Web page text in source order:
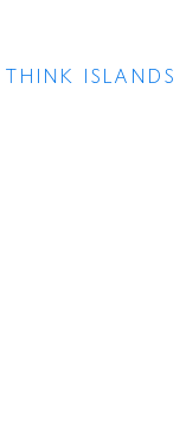
THINK ISLANDS